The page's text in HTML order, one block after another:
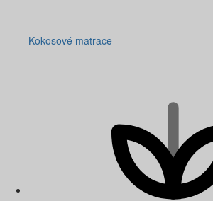
Kokosové matrace